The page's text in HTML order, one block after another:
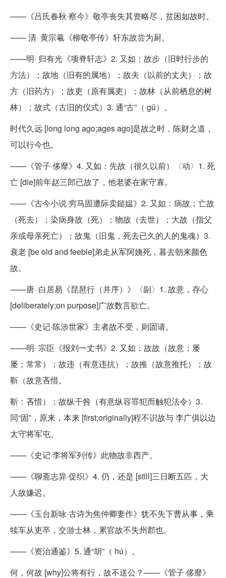
——《吕氏春秋·察今》敬亭丧失其资略尽，贫困如故时。
—— 清· 黄宗羲《柳敬亭传》轩东故尝为厨。
——明· 归有光《项脊轩志》2. 又如：故步（旧时行步的
方法）；故地（旧有的属地）；故夫（以前的丈夫）；故
方（旧药方）；故吏（原有属吏）；故林（从前栖息的树
林）；故式（古旧的仪式）3. 通“古”（ gǔ）。
时代久远 [long long ago;ages ago]是故之时，陈财之道，
可以行今也。
——《管子·侈靡》4. 又如：先故（很久以前）〈动〉1. 死
亡 [die]前年赵三郎已故了，他老婆在家守寡。
——《古今小说·穷马固遭际卖鎚媪》2. 又如：病故；亡故
（死去）；染病身故（死）；物故（去世）；大故（指父
亲或母亲死亡）；故鬼（旧鬼，死去已久的人的鬼魂）3.
衰老 [be old and feeble]弟走从军阿姨死，暮去朝来颜色
故。
——唐· 白居易《琵琶行（并序）》〈副〉1. 故意，存心
[deliberately;on purpose]广故数言欲亡。
——《史记·陈涉世家》主者故不受，则固请。
——明· 宗臣《报刘一丈书》2. 又如：故故（故意；屡
屡；常常）；故违（有意违抗）；故推（故意推托）；故
靳（故意吝惜。
靳：吝惜）；故纵干咎（有意纵容罪犯而触犯法令）3.
同“固”，原来，本来 [first;originally]程不识故与 李广俱以边
太守将军屯。
——《史记·李将军列传》此物故非西产。
——《聊斋志异·促织》4. 仍，还是 [still]三日断五匹，大
人故嫌迟。
——《玉台新咏·古诗为焦仲卿妻作》犹不失下曹从事，乘
犊车从吏卒，交游士林，累官故不失州郡也。
——《资治通鉴》5. 通“胡”（ hú）。
何，何故 [why]公将有行，故不送公？——《管子·侈靡》